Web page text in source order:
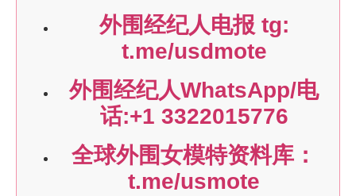
外围经纪人电报 tg:
t.me/usdmote
外围经纪人WhatsApp/电
话:+1 3322015776
全球外围女模特资料库：
t.me/usmote